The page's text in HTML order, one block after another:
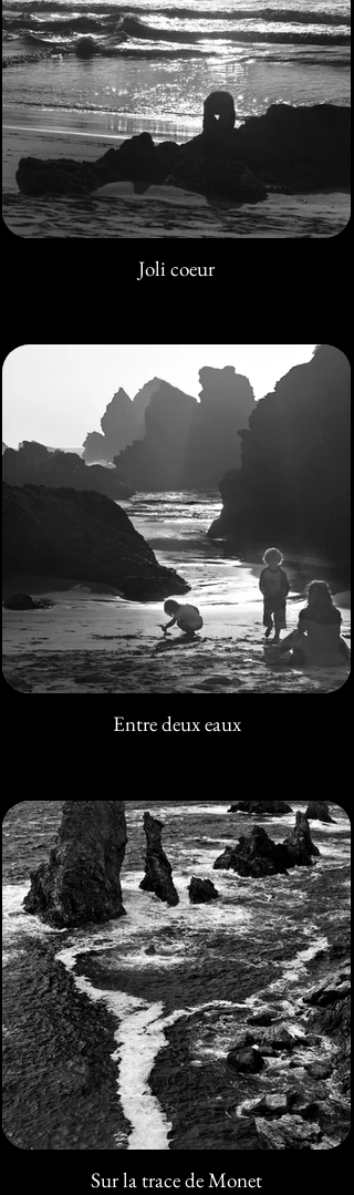
Joli coeur
Entre deux eaux
Sur la trace de Monet